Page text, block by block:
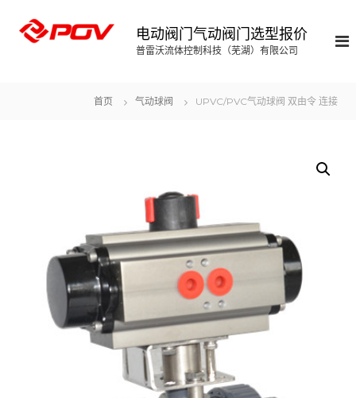
电动阀门气动阀门选型报价
普雷沃流体控制科技（芜湖）有限公司
首页 气动球阀 UPVC/PVC气动球阀 双由令 连接